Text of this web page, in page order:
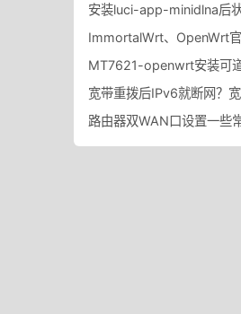
ImmortalWrt、OpenWrt